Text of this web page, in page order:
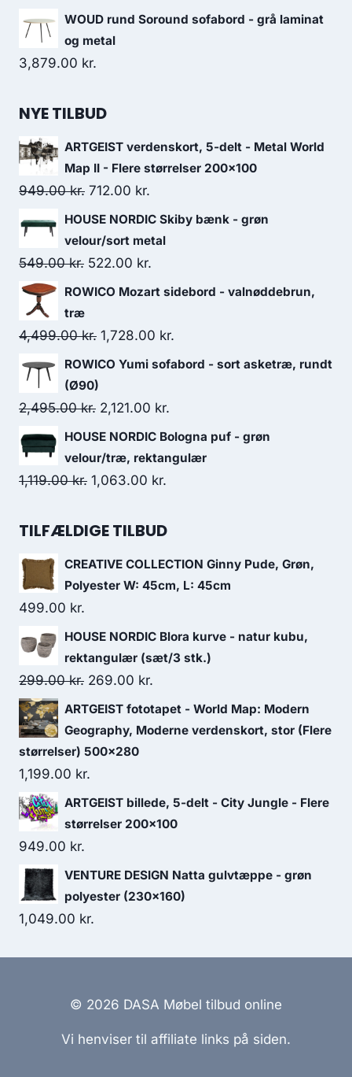
WOUD rund Soround sofabord - grå laminat
og metal
3,879.00 kr.
NYE TILBUD
ARTGEIST verdenskort, 5-delt - Metal World
Map II - Flere størrelser 200x100
949.00kr. 712.00 kr.
HOUSE NORDIC Skiby bænk - grøn
velour/sort metal
549.00kr. 522.00 kr.
ROWICO Mozart sidebord - valnøddebrun,
træ
4,499.00kr. 1,728.00 kr.
ROWICO Yumi sofabord - sort asketræ, rundt
(Ø90)
2,495.00kr. 2,121.00 kr.
HOUSE NORDIC Bologna puf - grøn
velour/træ, rektangulær
1,119.00kr. 1,063.00 kr.
TILFÆLDIGE TILBUD
CREATIVE COLLECTION Ginny Pude, Grøn,
Polyester W: 45cm, L: 45cm
499.00 kr.
HOUSE NORDIC Blora kurve - natur kubu,
rektangulær (sæt/3 stk.)
299.00kr. 269.00 kr.
ARTGEIST fototapet - World Map: Modern
Geography, Moderne verdenskort, stor (Flere
størrelser) 500x280
1,199.00 kr.
ARTGEIST billede, 5-delt - City Jungle - Flere
størrelser 200x100
949.00 kr.
VENTURE DESIGN Natta gulvtæppe - grøn
polyester (230x160)
1,049.00 kr.
© 2026 DASA Møbel tilbud online
Vi henviser til affiliate links på siden.